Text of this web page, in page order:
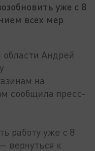
уже с 8
всех мер
области Андрей
на
сообщила пресс-
работу уже с 8
вернуться к